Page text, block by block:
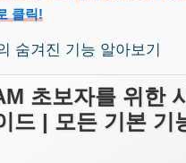
클릭!
숨겨진 기능 알아보기
초보자를 위한
드 | 모든 기본 기